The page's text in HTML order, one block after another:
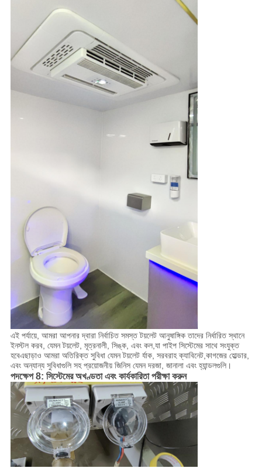
এই পর্যায়ে, আমরা আপনার দ্বারা নির্বাচিত সমস্ত টয়লেট আনুষাঙ্গিক তাদের নির্ধারিত স্থানে
ইনস্টল করব, যেমন টয়লেট, মূত্রনালী, সিঙ্ক, এবং কল,যা পাইপ সিস্টেমের সাথে সংযুক্ত
হবেএছাড়াও আমরা অতিরিক্ত সুবিধা যেমন টয়লেট র্যাক, সরবরাহ ক্যাবিনেট,কাগজের হোল্ডার,
এবং অন্যান্য সুবিধাগুলি সহ প্রয়োজনীয় জিনিস যেমন দরজা, জানালা এবং হ্যান্ডলগুলি।
পদক্ষেপ 8: সিস্টেমের অখণ্ডতা এবং কার্যকারিতা পরীক্ষা করুন